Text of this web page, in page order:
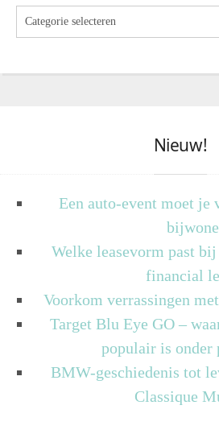
Nieuw!
Een auto-event moet je
Welke leasevorm past
financial
Voorkom verrassingen
Target Blu Eye GO –
populair is onder
BMW-geschiedenis tot
Classique